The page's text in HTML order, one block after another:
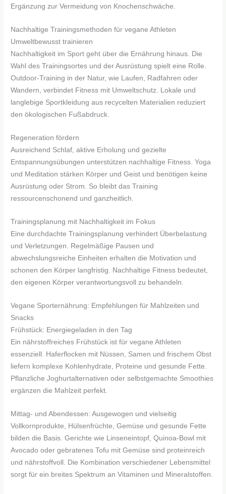
Ergänzung zur Vermeidung von Knochenschwäche.
Nachhaltige Trainingsmethoden für vegane Athleten
Umweltbewusst trainieren
Nachhaltigkeit im Sport geht über die Ernährung hinaus. Die
Wahl des Trainingsortes und der Ausrüstung spielt eine Rolle.
Outdoor-Training in der Natur, wie Laufen, Radfahren oder
Wandern, verbindet Fitness mit Umweltschutz. Lokale und
langlebige Sportkleidung aus recycelten Materialien reduziert
den ökologischen Fußabdruck.
Regeneration fördern
Ausreichend Schlaf, aktive Erholung und gezielte
Entspannungsübungen unterstützen nachhaltige Fitness. Yoga
und Meditation stärken Körper und Geist und benötigen keine
Ausrüstung oder Strom. So bleibt das Training
ressourcenschonend und ganzheitlich.
Trainingsplanung mit Nachhaltigkeit im Fokus
Eine durchdachte Trainingsplanung verhindert Überbelastung
und Verletzungen. Regelmäßige Pausen und
abwechslungsreiche Einheiten erhalten die Motivation und
schonen den Körper langfristig. Nachhaltige Fitness bedeutet,
den eigenen Körper verantwortungsvoll zu behandeln.
Vegane Sporternährung: Empfehlungen für Mahlzeiten und
Snacks
Frühstück: Energiegeladen in den Tag
Ein nährstoffreiches Frühstück ist für vegane Athleten
essenziell. Haferflocken mit Nüssen, Samen und frischem Obst
liefern komplexe Kohlenhydrate, Proteine und gesunde Fette.
Pflanzliche Joghurtalternativen oder selbstgemachte Smoothies
ergänzen die Mahlzeit perfekt.
Mittag- und Abendessen: Ausgewogen und vielseitig
Vollkornprodukte, Hülsenfrüchte, Gemüse und gesunde Fette
bilden die Basis. Gerichte wie Linseneintopf, Quinoa-Bowl mit
Avocado oder gebratenes Tofu mit Gemüse sind proteinreich
und nährstoffvoll. Die Kombination verschiedener Lebensmittel
sorgt für ein breites Spektrum an Vitaminen und Mineralstoffen.